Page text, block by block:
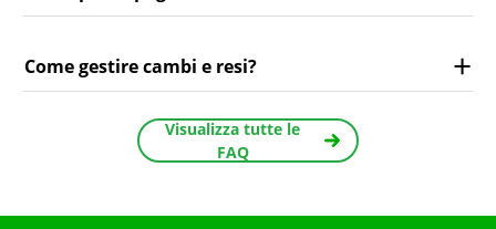
Come gestire cambi e resi?
Visualizza tutte le
FAQ